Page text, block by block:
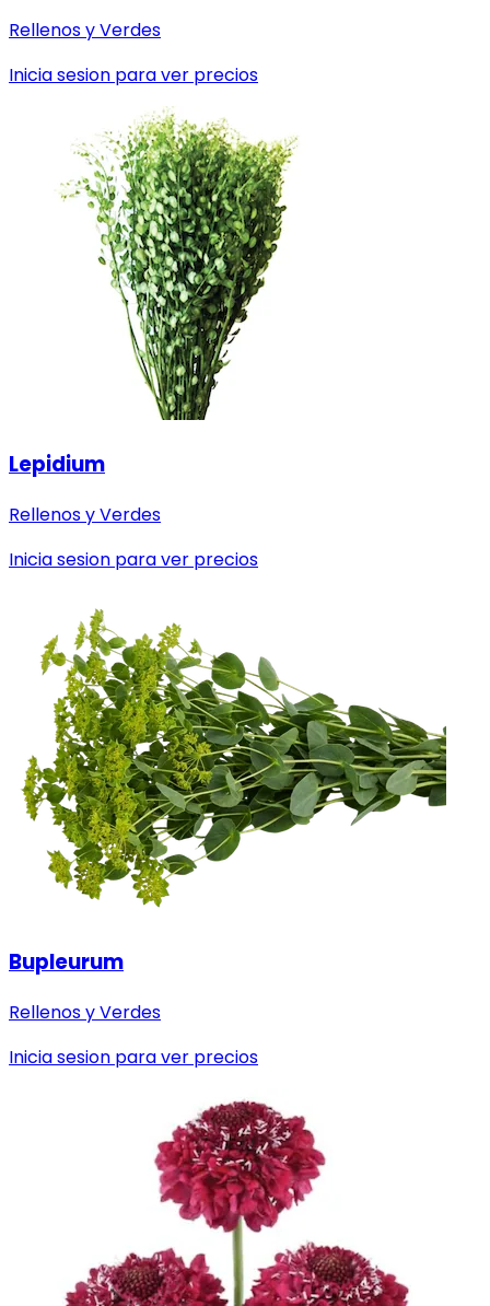
Rellenos y Verdes
Inicia sesion para ver precios
Lepidium
Rellenos y Verdes
Inicia sesion para ver precios
Bupleurum
Rellenos y Verdes
Inicia sesion para ver precios